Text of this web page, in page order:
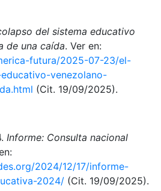
del sistema educativo
de una caída. Ver en:
futura/2025-07-23/el-
venezolano-
(Cit. 19/09/2025).
Informe: Consulta nacional
2024/12/17/informe-
2024/ (Cit. 19/09/2025).